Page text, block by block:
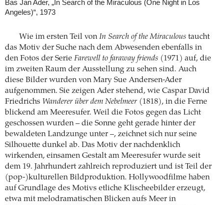
Bas Jan Ader, „In Search of the Miraculous (One Night in Los
Angeles)“, 1973
Wie im ersten Teil von In Search of the Miraculoustaucht
das Motiv der Suche nach dem Abwesenden ebenfalls in
den Fotos der Serie Farewell to faraway friends (1971) auf, die
im zweiten Raum der Ausstellung zu sehen sind. Auch
diese Bilder wurden von Mary Sue Andersen-Ader
aufgenommen. Sie zeigen Ader stehend, wie Caspar David
Friedrichs Wanderer über dem Nebelmeer (1818), in die Ferne
blickend am Meeresufer. Weil die Fotos gegen das Licht
geschossen wurden – die Sonne geht gerade hinter der
bewaldeten Landzunge unter –, zeichnet sich nur seine
Silhouette dunkel ab. Das Motiv der nachdenklich
wirkenden, einsamen Gestalt am Meeresufer wurde seit
dem 19. Jahrhundert zahlreich reproduziert und ist Teil der
(pop-)kulturellen Bildproduktion. Hollywoodfilme haben
auf Grundlage des Motivs etliche Klischeebilder erzeugt,
etwa mit melodramatischen Blicken aufs Meer in